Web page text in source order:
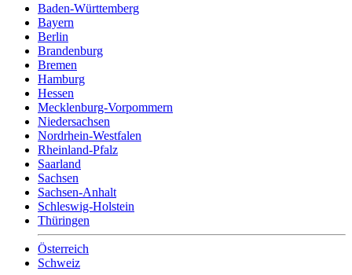
Baden-Württemberg
Bayern
Berlin
Brandenburg
Bremen
Hamburg
Hessen
Mecklenburg-Vorpommern
Niedersachsen
Nordrhein-Westfalen
Rheinland-Pfalz
Saarland
Sachsen
Sachsen-Anhalt
Schleswig-Holstein
Thüringen
Österreich
Schweiz